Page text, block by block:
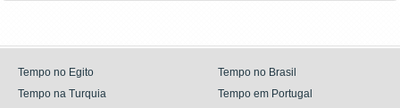
Tempo no Egito
Tempo no Brasil
Tempo na Turquia
Tempo em Portugal